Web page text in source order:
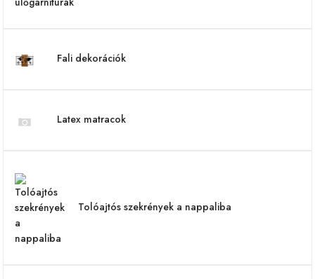
Fali dekorációk
Latex matracok
Tolóajtós szekrények a nappaliba